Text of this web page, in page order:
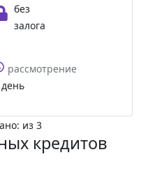
без
залога
рассмотрение
из 3
кредитов